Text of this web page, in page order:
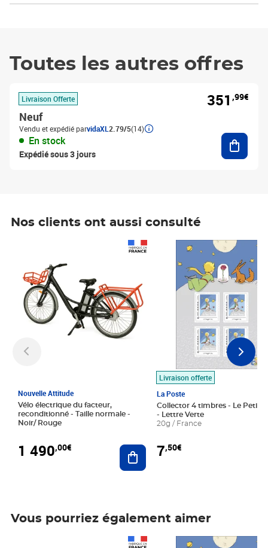
Toutes les autres offres
Livraison Offerte
Neuf
Vendu et expédié parvidaXL 2.79/5(14)
En stock
Expédié sous 3 jours
351 ,99€
Nos clients ont aussi consulté
Nouvelle Attitude
Vélo électrique du facteur,
reconditionné - Taille normale -
Noir/ Rouge
1 490,00€ Ajouter au panier
Livraison offerte
La Poste
Collector 4 timbres - Le Petit
- Lettre Verte
20g / France
7,50€
Prix 7,50€
Vous pourriez également aimer
Prix 7,50€